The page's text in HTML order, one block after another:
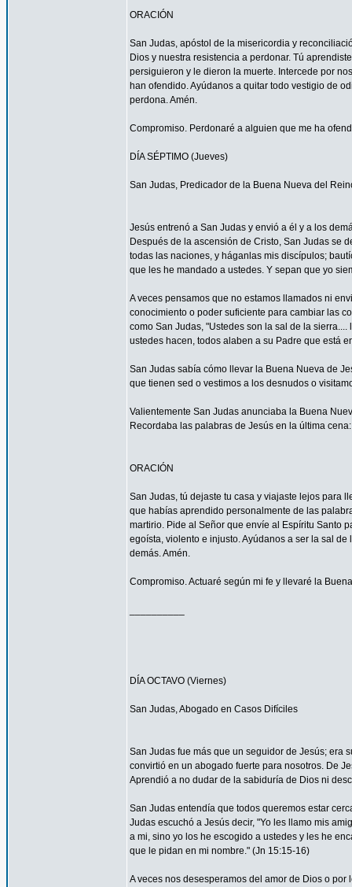
ORACIÓN
San Judas, apóstol de la misericordia y
Dios y nuestra resistencia a perdonar. Tú
persiguieron y le dieron la muerte. Intercede por
han ofendido. Ayúdanos a quitar todo vestigio de
perdona. Amén.
Compromiso. Perdonaré a alguien que me ha
DÍA SÉPTIMO (Jueves)
San Judas, Predicador de la Buena Nueva del
Jesús entrenó a San Judas y envió a él y a los
Después de la ascensión de Cristo, San Judas se
todas las naciones, y háganlas mis discípulos;
que les he mandado a ustedes. Y sepan que yo
A veces pensamos que no estamos llamados ni
conocimiento o poder suficiente para cambiar las
como San Judas, "Ustedes son la sal de la
ustedes hacen, todos alaben a su Padre que está
San Judas sabía cómo llevar la Buena Nueva de
que tienen sed o vestimos a los desnudos o
Valientemente San Judas anunciaba la Buena
Recordaba las palabras de Jesús en la última
ORACIÓN
San Judas, tú dejaste tu casa y viajaste lejos para
que habías aprendido personalmente de las
martirio. Pide al Señor que envíe al Espíritu Santo
egoísta, violento e injusto. Ayúdanos a ser la sal
demás. Amén.
Compromiso. Actuaré según mi fe y llevaré la
DÍA OCTAVO (Viernes)
San Judas, Abogado en Casos Difíciles
San Judas fue más que un seguidor de Jesús; era
convirtió en un abogado fuerte para nosotros. De
Aprendió a no dudar de la sabiduría de Dios ni
San Judas entendía que todos queremos estar
Judas escuchó a Jesús decir, "Yo les llamo mis
a mi, sino yo los he escogido a ustedes y les he
que le pidan en mi nombre." (Jn 15:15-16)
A veces nos desesperamos del amor de Dios o